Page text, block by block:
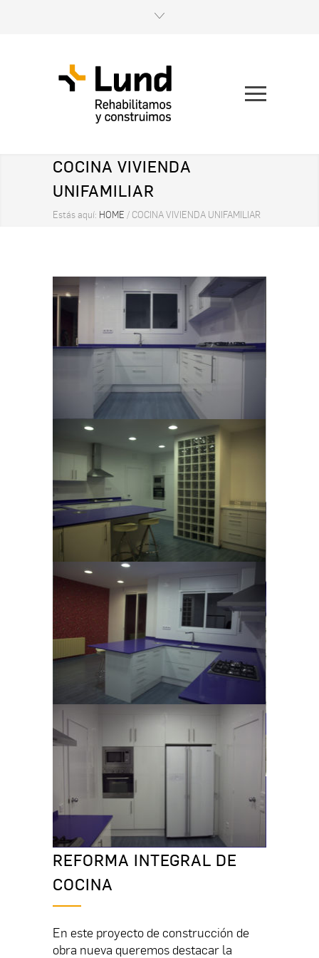
COCINA VIVIENDA
UNIFAMILIAR
Estás aquí: HOME / COCINA VIVIENDA UNIFAMILIAR
REFORMA INTEGRAL DE
COCINA
En este proyecto de construcción de
obra nueva queremos destacar la